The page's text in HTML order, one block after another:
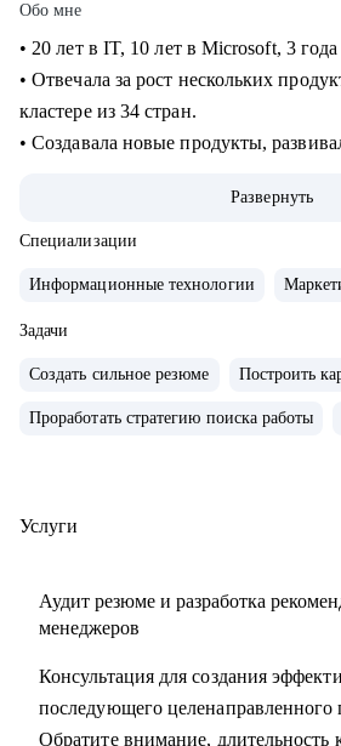
Обо мне
• 20 лет в IT, 10 лет в Microsoft, 3
• Отвечала за рост нескольких
кластере из 34 стран.
• Создавала новые продукты,
• Управляла портфелем из 30
• Помогаю стартапам.
С чем помогу:
• Проверить ваши скиллы и
• Подготовить к собеседованиям,
ваших текущих скиллов.
• Найти зону кратного роста для
вашего продукта и бизнеса
Кому могу помочь:
• Начинающим карьеру продакта.
• Профессионалам из смежных
Развернуть
Специализации
Информационные технологии
Задачи
Создать сильное резюме Построить
Проработать стратегию поиска работы
Услуги
Аудит резюме и разработка
менеджеров
Консультация для создания
последующего целенаправленного
Обратите внимание, длительность